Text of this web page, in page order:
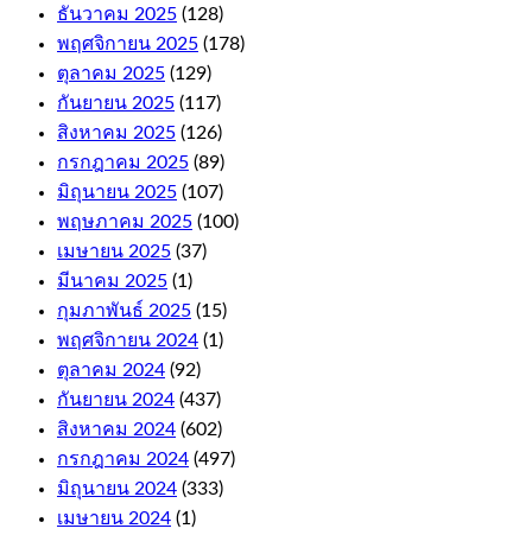
free
bet
wins,
or
e-
Wallets.
Online
Casino
For
Money
Australia
As
far
as
the
withdrawals
are
concerned,
ธันวาคม 2025 (128)
พฤศจิกายน 2025 (178)
ตุลาคม 2025 (129)
กันยายน 2025 (117)
สิงหาคม 2025 (126)
กรกฎาคม 2025 (89)
มิถุนายน 2025 (107)
พฤษภาคม 2025 (100)
เมษายน 2025 (37)
มีนาคม 2025 (1)
กุมภาพันธ์ 2025 (15)
พฤศจิกายน 2024 (1)
ตุลาคม 2024 (92)
กันยายน 2024 (437)
สิงหาคม 2024 (602)
กรกฎาคม 2024 (497)
มิถุนายน 2024 (333)
เมษายน 2024 (1)